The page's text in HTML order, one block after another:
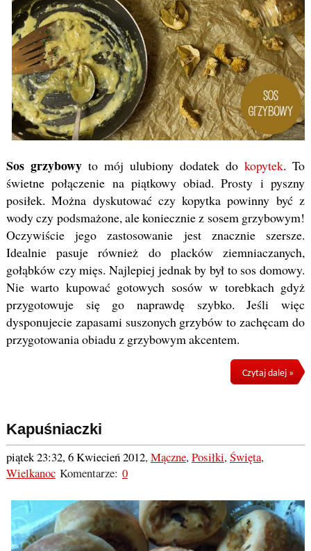
Sos grzybowyto mój ulubiony dodatek dokopytek. To
świetne połączenie na piątkowy obiad. Prosty i pyszny
posiłek. Można dyskutować czy kopytka powinny być z
wody czy podsmażone, ale koniecznie z sosem grzybowym!
Oczywiście jego zastosowanie jest znacznie szersze.
Idealnie pasuje również do placków ziemniaczanych,
gołąbków czy mięs. Najlepiej jednak by był to sos domowy.
Nie warto kupować gotowych sosów w torebkach gdyż
przygotowuje się go naprawdę szybko. Jeśli więc
dysponujecie zapasami suszonych grzybów to zachęcam do
przygotowania obiadu z grzybowym akcentem.
Czytaj dalej »
Kapuśniaczki
piątek 23:32, 6 Kwiecień 2012,Mączne,Posiłki,Święta,
WielkanocKomentarze: 0